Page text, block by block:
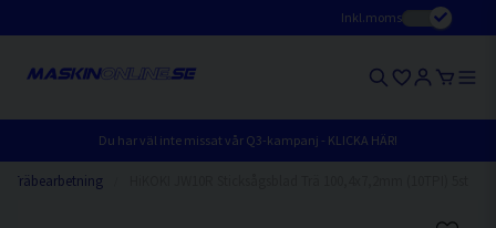
Inkl.moms
Du har väl inte missat vår Q3-kampanj - KLICKA HÄR!
Träbearbetning